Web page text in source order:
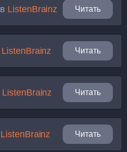
в ListenBrainz Читать
ListenBrainz Читать
ListenBrainz Читать
ListenBrainz Читать